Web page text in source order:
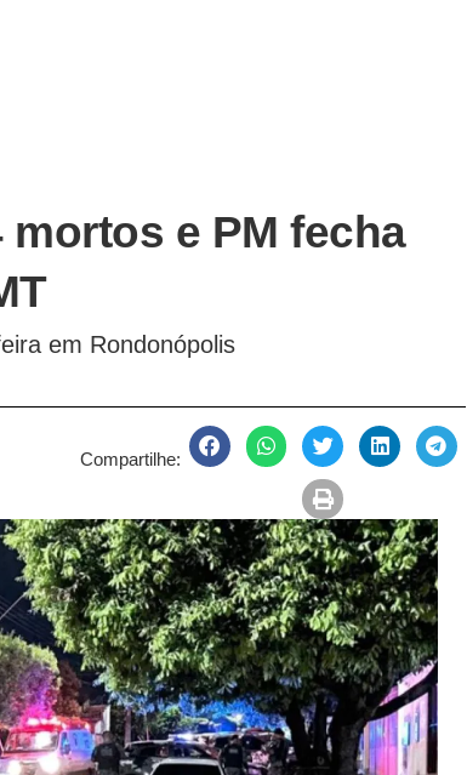
e PM fecha
em Rondonópolis
Compartilhe: